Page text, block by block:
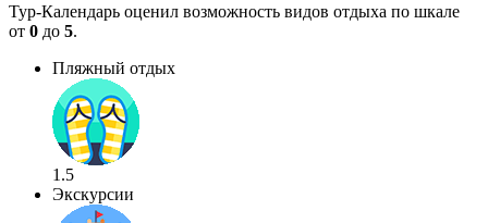
Тур-Календарь оценил возможность видов отдыха по шкале
от 0 до 5.
Пляжный отдых
1.5
Экскурсии